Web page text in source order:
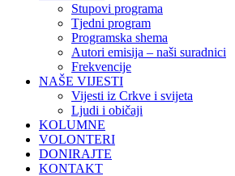
Stupovi programa
Tjedni program
Programska shema
Autori emisija – naši suradnici
Frekvencije
NAŠE VIJESTI
Vijesti iz Crkve i svijeta
Ljudi i običaji
KOLUMNE
VOLONTERI
DONIRAJTE
KONTAKT